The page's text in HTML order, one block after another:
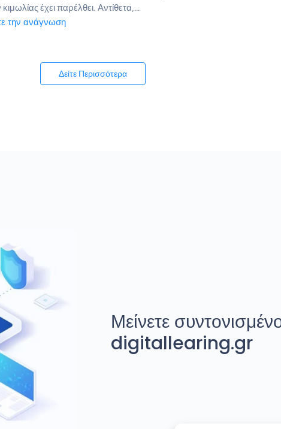
έχει παρέλθει. Αντίθετα,…
την ανάγνωση
Δείτε Περισσότερα
Μείνετε
digitallearing.gr